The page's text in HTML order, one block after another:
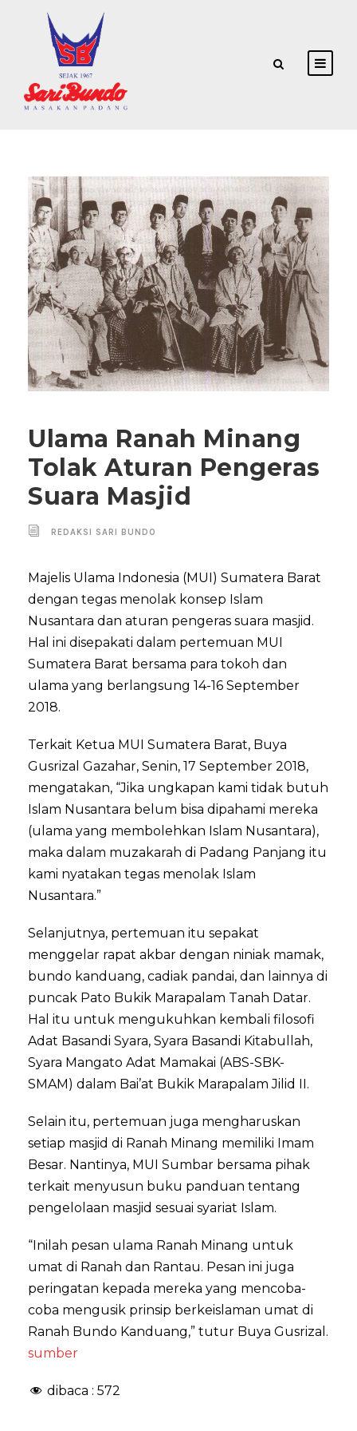
Ulama Ranah Minang
Tolak Aturan Pengeras
Suara Masjid
REDAKSI SARI BUNDO
Majelis Ulama Indonesia (MUI) Sumatera Barat
dengan tegas menolak konsep Islam
Nusantara dan aturan pengeras suara masjid.
Hal ini disepakati dalam pertemuan MUI
Sumatera Barat bersama para tokoh dan
ulama yang berlangsung 14-16 September
2018.
Terkait Ketua MUI Sumatera Barat, Buya
Gusrizal Gazahar, Senin, 17 September 2018,
mengatakan, “Jika ungkapan kami tidak butuh
Islam Nusantara belum bisa dipahami mereka
(ulama yang membolehkan Islam Nusantara),
maka dalam muzakarah di Padang Panjang itu
kami nyatakan tegas menolak Islam
Nusantara.”
Selanjutnya, pertemuan itu sepakat
menggelar rapat akbar dengan niniak mamak,
bundo kanduang, cadiak pandai, dan lainnya di
puncak Pato Bukik Marapalam Tanah Datar.
Hal itu untuk mengukuhkan kembali filosofi
Adat Basandi Syara, Syara Basandi Kitabullah,
Syara Mangato Adat Mamakai (ABS-SBK-
SMAM) dalam Bai’at Bukik Marapalam Jilid II.
Selain itu, pertemuan juga mengharuskan
setiap masjid di Ranah Minang memiliki Imam
Besar. Nantinya, MUI Sumbar bersama pihak
terkait menyusun buku panduan tentang
pengelolaan masjid sesuai syariat Islam.
“Inilah pesan ulama Ranah Minang untuk
umat di Ranah dan Rantau. Pesan ini juga
peringatan kepada mereka yang mencoba-
coba mengusik prinsip berkeislaman umat di
Ranah Bundo Kanduang,” tutur Buya Gusrizal.
sumber
dibaca : 572